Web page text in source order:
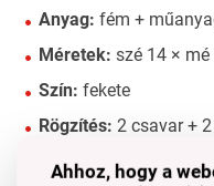
Anyag: fém +
Méretek: szé 14 ×
Szín: fekete
Rögzítés: 2 csavar +
Karbantartás
Ahhoz, hogy a